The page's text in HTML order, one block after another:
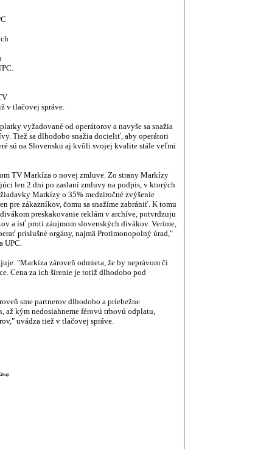
v tlačovej správe.
vyžadované od operátorov a navyše sa snažia
Tiež sa dlhodobo snažia docieliť, aby operátori
sú na Slovensku aj kvôli svojej kvalite stále veľmi
TV Markíza o novej zmluve. Zo strany Markízy
len 2 dni po zaslaní zmluvy na podpis, v ktorých
Markízy o 35% medziročné zvýšenie
pre zákazníkov, čomu sa snažíme zabrániť. K tomu
preskakovanie reklám v archíve, potvrdzuju
a ísť proti záujmom slovenských divákov. Veríme,
príslušné orgány, najmä Protimonopolný úrad,"
UPC.
"Markíza zároveň odmieta, že by neprávom či
Cena za ich šírenie je totiž dlhodobo pod
sme partnerov dlhodobo a priebežne
kým nedosiahneme férovú trhovú odplatu,
uvádza tiež v tlačovej správe.